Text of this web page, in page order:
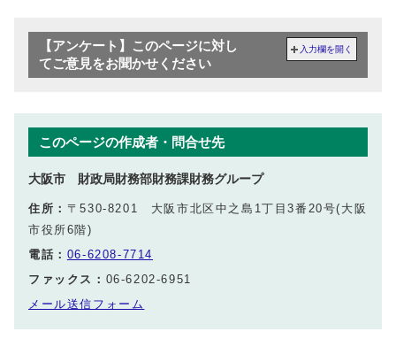
【アンケート】このページに対し
てご意見をお聞かせください
入力欄を開く
このページの作成者・問合せ先
大阪市 財政局財務部財務課財務グループ
住所： 〒530-8201 大阪市北区中之島1丁目3番20号(大阪
市役所6階)
電話： 06-6208-7714
ファックス： 06-6202-6951
メール送信フォーム